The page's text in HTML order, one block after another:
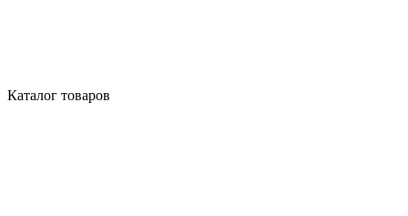
Каталог товаров